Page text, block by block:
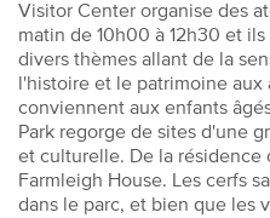
Visitor Center organise des
matin de 10h00 à 12h30 et
divers thèmes allant de la
l'histoire et le patrimoine aux
conviennent aux enfants
Park regorge de sites d'une
et culturelle. De la résidence
Farmleigh House. Les cerfs
dans le parc, et bien que les